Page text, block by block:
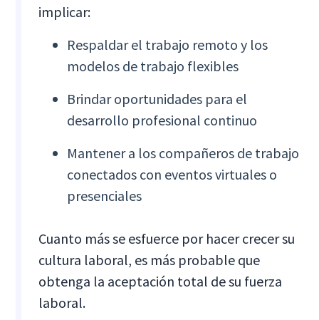
implicar:
Respaldar el trabajo remoto y los
modelos de trabajo flexibles
Brindar oportunidades para el
desarrollo profesional continuo
Mantener a los compañeros de trabajo
conectados con eventos virtuales o
presenciales
Cuanto más se esfuerce por hacer crecer su
cultura laboral, es más probable que
obtenga la aceptación total de su fuerza
laboral.